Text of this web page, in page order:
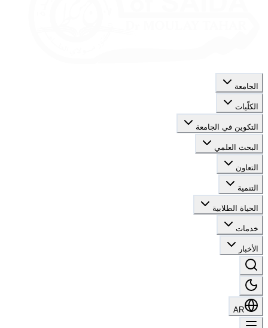
الجامعة
الكلّيات
التكوين في الجامعة
البحث العلمي
التعاون
التنمية
الحياة الطلابية
خدمات
الأخبار
AR